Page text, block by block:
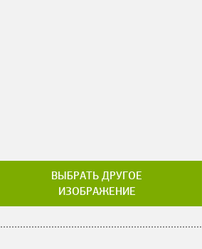
ВЫБРАТЬ ДРУГОЕ
ИЗОБРАЖЕНИЕ